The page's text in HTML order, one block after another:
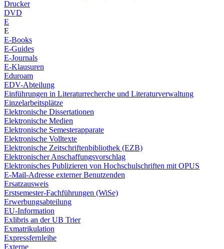
Drucker
DVD
E
E
E-Books
E-Guides
E-Journals
E-Klausuren
Eduroam
EDV-Abteilung
Einführungen in Literaturrecherche und Literaturverwaltung
Einzelarbeitsplätze
Elektronische Dissertationen
Elektronische Medien
Elektronische Semesterapparate
Elektronische Volltexte
Elektronische Zeitschriftenbibliothek (EZB)
Elektronischer Anschaffungsvorschlag
Elektronisches Publizieren von Hochschulschriften mit OPUS
E-Mail-Adresse externer Benutzenden
Ersatzausweis
Erstsemester-Fachführungen (WiSe)
Erwerbungsabteilung
EU-Information
Exlibris an der UB Trier
Exmatrikulation
Expressfernleihe
Externe